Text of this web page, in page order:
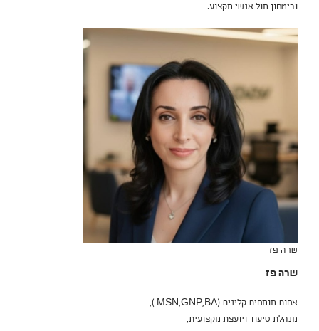
וביטחון מול אנשי מקצוע.
שרה פז
שרה פז
אחות מומחית קלינית (MSN,GNP,BA ),
מנהלת סיעוד ויועצת מקצועית,